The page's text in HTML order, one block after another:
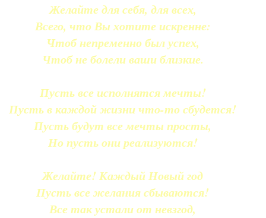
Желайте для себя, для всех,
Всего, что Вы хотите искренне:
Чтоб непременно был успех,
Чтоб не болели ваши близкие.
Пусть все исполнятся мечты!
Пусть в каждой жизни что-то сбудется!
Пусть будут все мечты просты,
Но пусть они реализуются!
Желайте! Каждый Новый год
Пусть все желания сбываются!
Все так устали от невзгод,